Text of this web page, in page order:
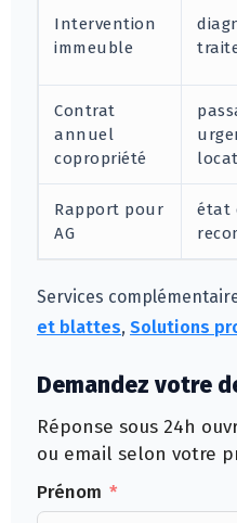
Intervention
immeuble
Contrat
annuel
copropriété
Rapport pour
AG
état
Services
et blattes, Solutions
Demandez votre
Réponse sous 24h
ou email selon votre
Prénom